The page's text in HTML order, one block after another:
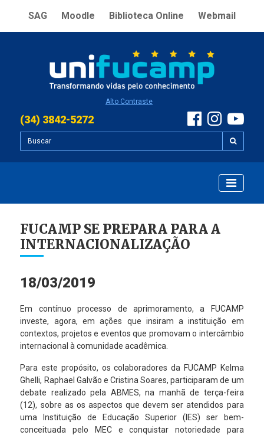
SAG Moodle Biblioteca Online Webmail
Alto Contraste
(34) 3842-5272
FUCAMP SE PREPARA PARA A
INTERNACIONALIZAÇÃO
18/03/2019
Em contínuo processo de aprimoramento, a FUCAMP
investe, agora, em ações que insiram a instituição em
contextos, projetos e eventos que promovam o intercâmbio
internacional à comunidade acadêmica.
Para este propósito, os colaboradores da FUCAMP Kelma
Ghelli, Raphael Galvão e Cristina Soares, participaram de um
debate realizado pela ABMES, na manhã de terça-feira
(12), sobre as os aspectos que devem ser atendidos para
uma Instituição de Educação Superior (IES) ser bem-
conceituada pelo MEC e conquistar notoriedade para